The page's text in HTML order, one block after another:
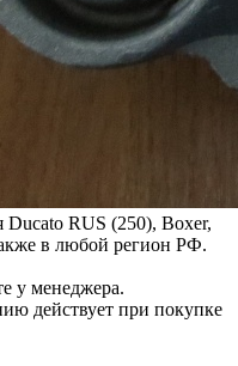
Ducato RUS (250), Boxer,
в любой регион РФ.
у менеджера.
действует при покупке